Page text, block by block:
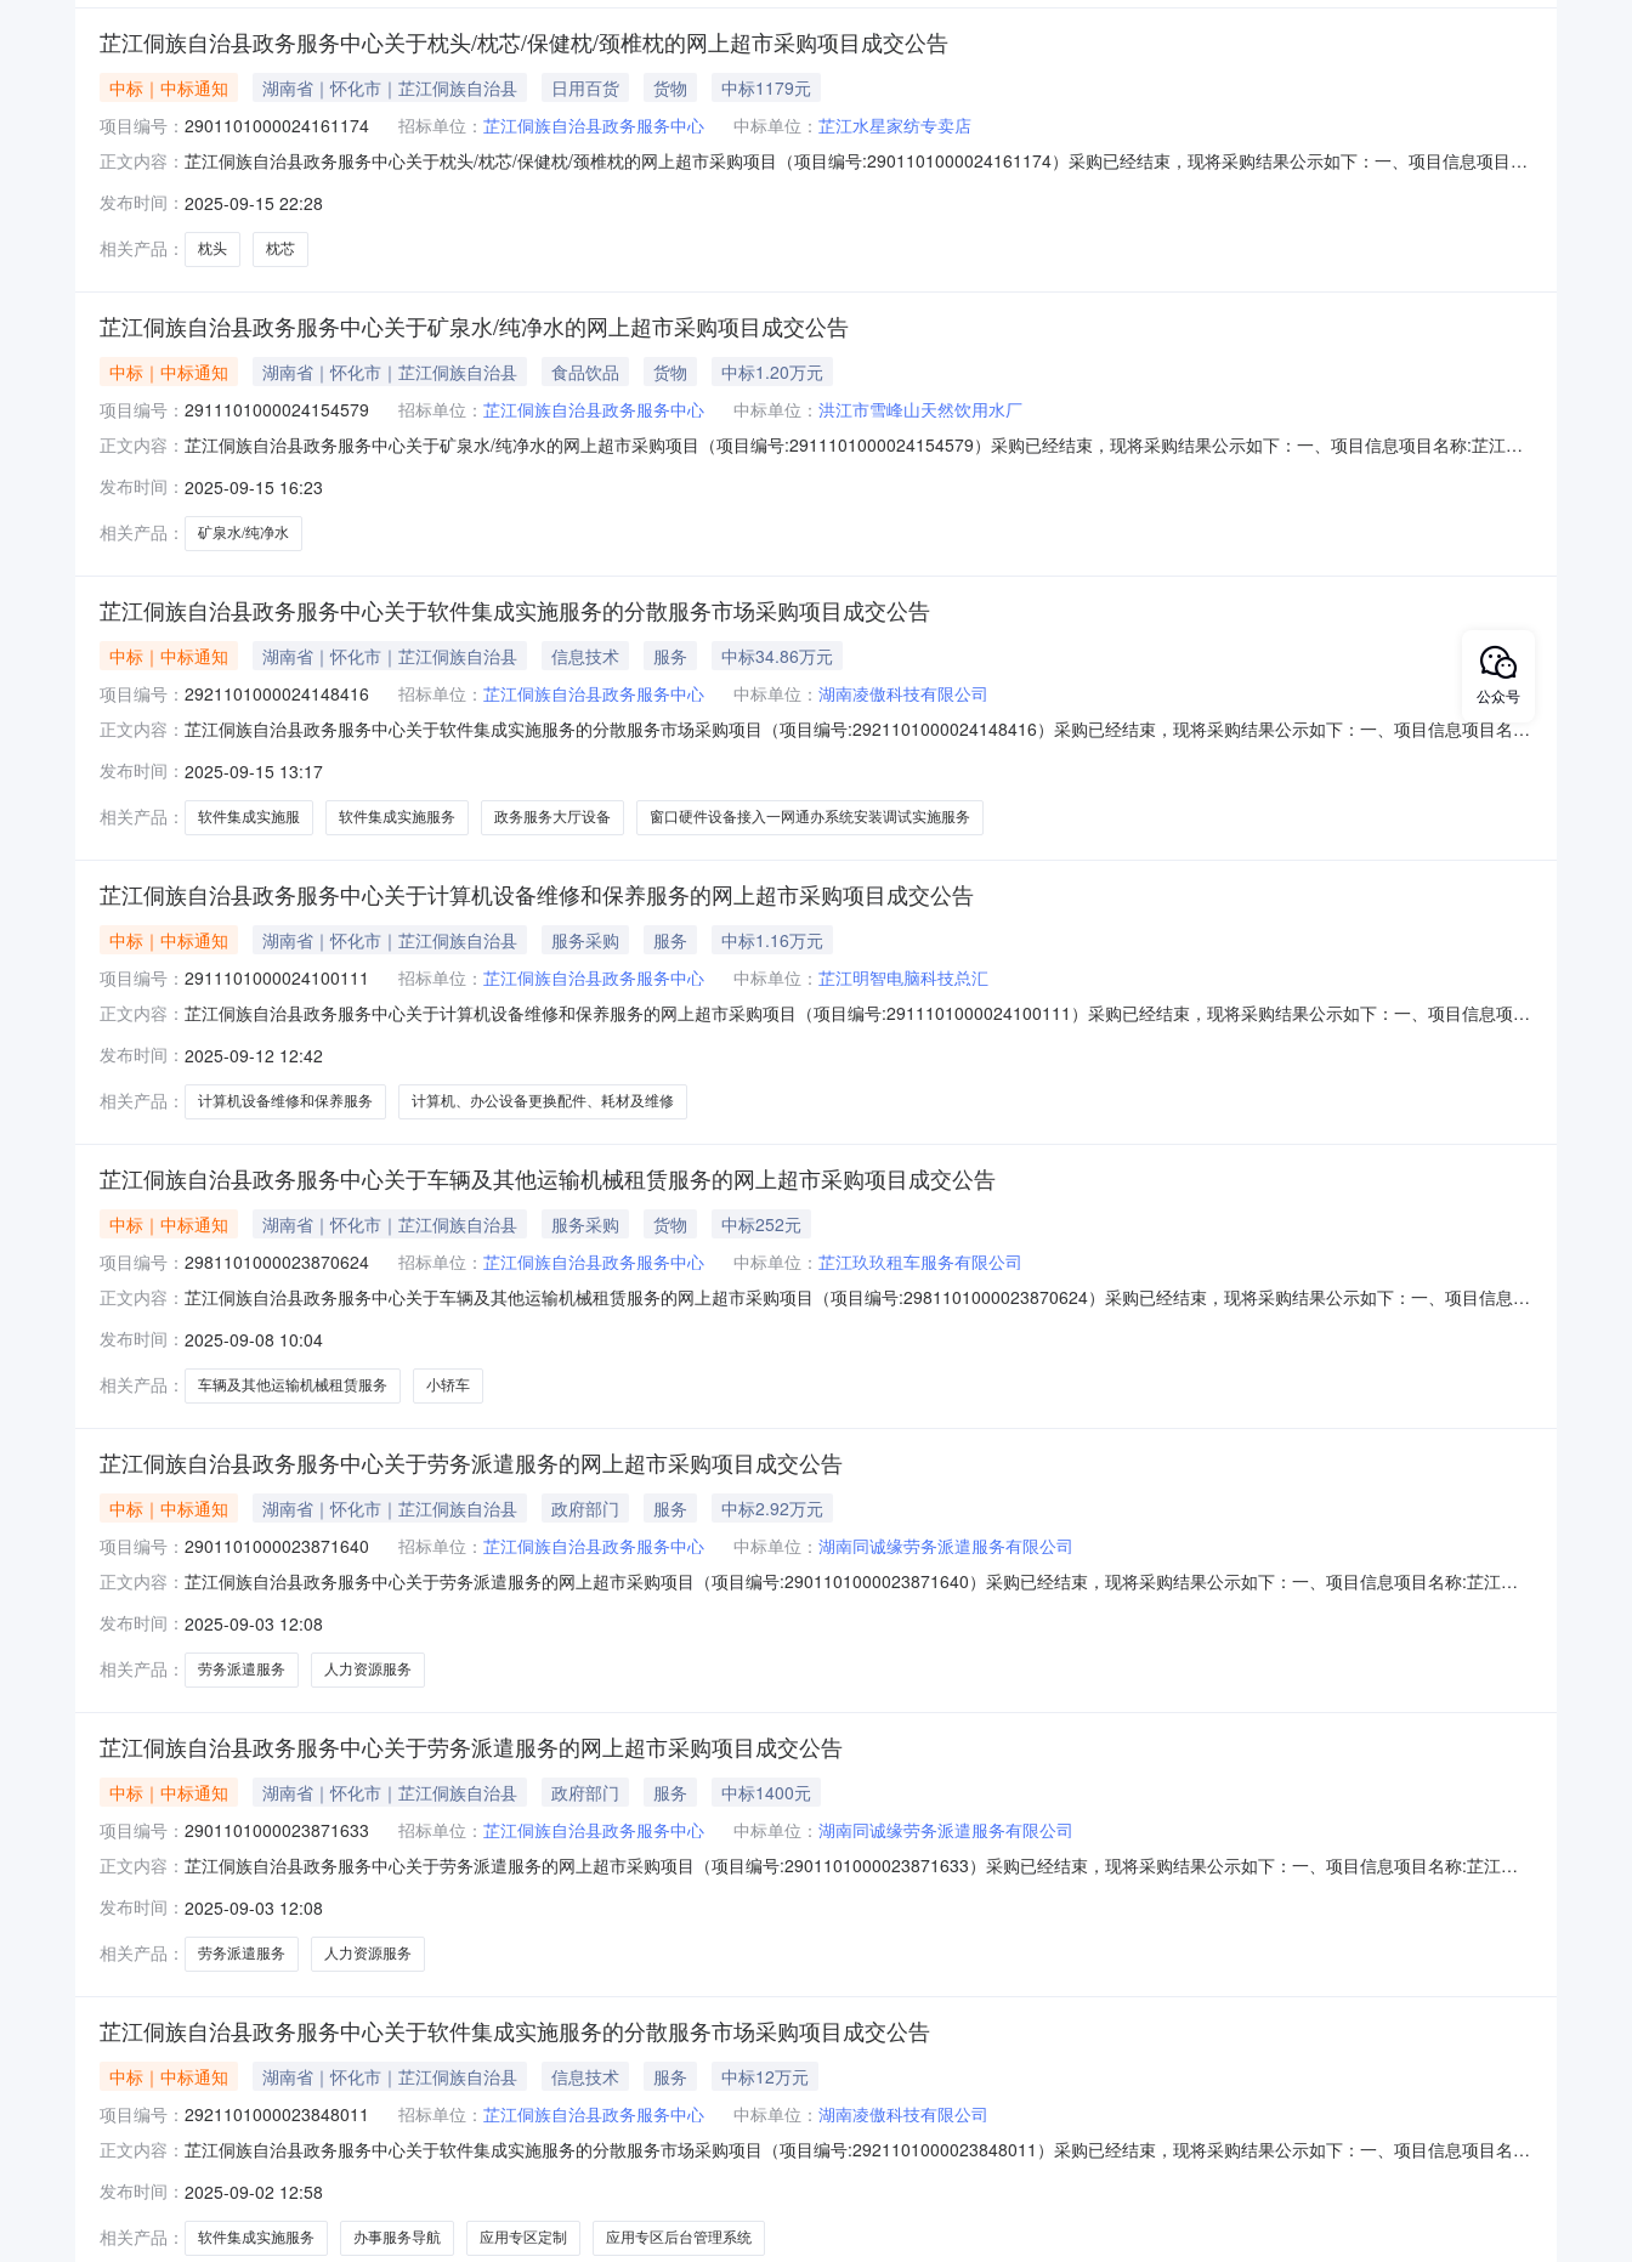
芷江侗族自治县政务服务中心关于枕头/枕芯/保健枕/颈椎枕的网上超市采购项目成交公告
中标｜中标通知 湖南省｜怀化市｜芷江侗族自治县 日用百货 货物
中标1179元
项目编号： 2901101000024161174 招标单位： 芷江侗族自治县政务服务中心 中标单位： 芷江水星家纺专卖店
正文内容： 芷江侗族自治县政务服务中心关于枕头/枕芯/保健枕/颈椎枕的网上超市采购项目（项目编号:2901101000024161174）采购已经结束，现将采购结果公示如下：一、项目信息项目名
项目所在行政区划编码:431228项目所在行政区划名称:湖南省怀化市芷江侗族自治县报价起止时间:-二、采购单位信息采购单位名称:芷江侗族自治县政务
发布时间： 2025-09-15 22:28
相关产品：
枕头 枕芯
芷江侗族自治县政务服务中心关于矿泉水/纯净水的网上超市采购项目成交公告
中标｜中标通知 湖南省｜怀化市｜芷江侗族自治县 食品饮品 货物
中标1.20万元
项目编号： 2911101000024154579 招标单位： 芷江侗族自治县政务服务中心 中标单位： 洪江市雪峰山天然饮用水厂
正文内容： 芷江侗族自治县政务服务中心关于矿泉水/纯净水的网上超市采购项目（项目编号:2911101000024154579）采购已经结束，现将采购结果公示如下：一、项目信息项目名称:芷江侗
码:431228项目所在行政区划名称:湖南省怀化市芷江侗族自治县报价起止时间:-二、采购单位信息采购单位名称:芷江侗族自治县政务服务中心采购单位地址:芷
发布时间： 2025-09-15 16:23
相关产品：
矿泉水/纯净水
芷江侗族自治县政务服务中心关于软件集成实施服务的分散服务市场采购项目成交公告
中标｜中标通知 湖南省｜怀化市｜芷江侗族自治县 信息技术 服务
中标34.86万元
项目编号： 2921101000024148416 招标单位： 芷江侗族自治县政务服务中心 中标单位： 湖南凌傲科技有限公司
正文内容： 芷江侗族自治县政务服务中心关于软件集成实施服务的分散服务市场采购项目（项目编号:2921101000024148416）采购已经结束，现将采购结果公示如下：一、项目信息项目名
目所在行政区划编码:431228项目所在行政区划名称:湖南省怀化市芷江侗族自治县报价起止时间:-二、采购单位信息采购单位名称:芷江侗族自治县政务服务中心采购
发布时间： 2025-09-15 13:17
相关产品：
软件集成实施服 软件集成实施服务 政务服务大厅设备 窗口硬件设备接入一网通办系统安装调试实施服务
芷江侗族自治县政务服务中心关于计算机设备维修和保养服务的网上超市采购项目成交公告
中标｜中标通知 湖南省｜怀化市｜芷江侗族自治县 服务采购 服务
中标1.16万元
项目编号： 2911101000024100111 招标单位： 芷江侗族自治县政务服务中心 中标单位： 芷江明智电脑科技总汇
正文内容： 芷江侗族自治县政务服务中心关于计算机设备维修和保养服务的网上超市采购项目（项目编号:2911101000024100111）采购已经结束，现将采购结果公示如下：一、项目信息项目
息：项目所在行政区划编码:431228项目所在行政区划名称:湖南省怀化市芷江侗族自治县报价起止时间:-二、采购单位信息采购单位名称:芷江侗族自治县政务服务
发布时间： 2025-09-12 12:42
相关产品：
计算机设备维修和保养服务 计算机、办公设备更换配件、耗材及维修
芷江侗族自治县政务服务中心关于车辆及其他运输机械租赁服务的网上超市采购项目成交公告
中标｜中标通知 湖南省｜怀化市｜芷江侗族自治县 服务采购 货物
中标252元
项目编号： 2981101000023870624 招标单位： 芷江侗族自治县政务服务中心 中标单位： 芷江玖玖租车服务有限公司
正文内容： 芷江侗族自治县政务服务中心关于车辆及其他运输机械租赁服务的网上超市采购项目（项目编号:2981101000023870624）采购已经结束，现将采购结果公示如下：一、项目信息项
划信息：项目所在行政区划编码:431228项目所在行政区划名称:湖南省怀化市芷江侗族自治县报价起止时间:-二、采购单位信息采购单位名称:芷江侗族自治县政务
发布时间： 2025-09-08 10:04
相关产品：
车辆及其他运输机械租赁服务 小轿车
芷江侗族自治县政务服务中心关于劳务派遣服务的网上超市采购项目成交公告
中标｜中标通知 湖南省｜怀化市｜芷江侗族自治县 政府部门 服务
中标2.92万元
项目编号： 2901101000023871640 招标单位： 芷江侗族自治县政务服务中心 中标单位： 湖南同诚缘劳务派遣服务有限公司
正文内容： 芷江侗族自治县政务服务中心关于劳务派遣服务的网上超市采购项目（项目编号:2901101000023871640）采购已经结束，现将采购结果公示如下：一、项目信息项目名称:芷江侗
码:431228项目所在行政区划名称:湖南省怀化市芷江侗族自治县报价起止时间:-二、采购单位信息采购单位名称:芷江侗族自治县政务服务中心采购单位地址:芷江镇
发布时间： 2025-09-03 12:08
相关产品：
劳务派遣服务 人力资源服务
芷江侗族自治县政务服务中心关于劳务派遣服务的网上超市采购项目成交公告
中标｜中标通知 湖南省｜怀化市｜芷江侗族自治县 政府部门 服务
中标1400元
项目编号： 2901101000023871633 招标单位： 芷江侗族自治县政务服务中心 中标单位： 湖南同诚缘劳务派遣服务有限公司
正文内容： 芷江侗族自治县政务服务中心关于劳务派遣服务的网上超市采购项目（项目编号:2901101000023871633）采购已经结束，现将采购结果公示如下：一、项目信息项目名称:芷江侗
码:431228项目所在行政区划名称:湖南省怀化市芷江侗族自治县报价起止时间:-二、采购单位信息采购单位名称:芷江侗族自治县政务服务中心采购单位地址:芷江镇
发布时间： 2025-09-03 12:08
相关产品：
劳务派遣服务 人力资源服务
芷江侗族自治县政务服务中心关于软件集成实施服务的分散服务市场采购项目成交公告
中标｜中标通知 湖南省｜怀化市｜芷江侗族自治县 信息技术 服务
中标12万元
项目编号： 2921101000023848011 招标单位： 芷江侗族自治县政务服务中心 中标单位： 湖南凌傲科技有限公司
正文内容： 芷江侗族自治县政务服务中心关于软件集成实施服务的分散服务市场采购项目（项目编号:2921101000023848011）采购已经结束，现将采购结果公示如下：一、项目信息项目名
目所在行政区划编码:431228项目所在行政区划名称:湖南省怀化市芷江侗族自治县报价起止时间:-二、采购单位信息采购单位名称:芷江侗族自治县政务服务中心采购
发布时间： 2025-09-02 12:58
相关产品：
软件集成实施服务 办事服务导航 应用专区定制 应用专区后台管理系统
公众号